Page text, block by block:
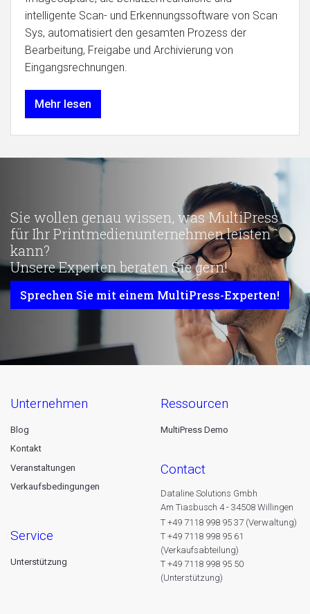
intelligente Scan- und Erkennungssoftware von Scan
Sys, automatisiert den gesamten Prozess der
Bearbeitung, Freigabe und Archivierung von
Eingangsrechnungen.
Mehr lesen
Sie wollen genau wissen, was MultiPress
für Ihr Printmedienunternehmen leisten
kann?
Unsere Experten beraten Sie gern!
Sprechen Sie mit einem MultiPress-Experten!
unternehmen
Blog
Kontakt
Veranstaltungen
Verkaufsbedingungen
service
Unterstützung
ressourcen
MultiPress Demo
contact
Dataline Solutions Gmbh
Am Tiasbusch 4 - 34508 Willingen
T +49 7118 998 95 37 (Verwaltung)
T +49 7118 998 95 61
(Verkaufsabteilung)
T +49 7118 998 95 50
(Unterstützung)